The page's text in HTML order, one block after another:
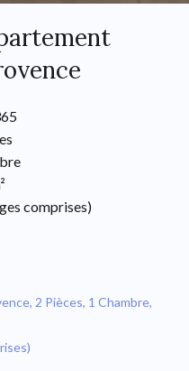
comprises)
2 Pièces, 1 Chambre,